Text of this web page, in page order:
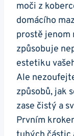
moči z
domácího
prostě jenom
způsobuje
estetiku
Ale
způsobů, jak
zase čistý a
Prvním